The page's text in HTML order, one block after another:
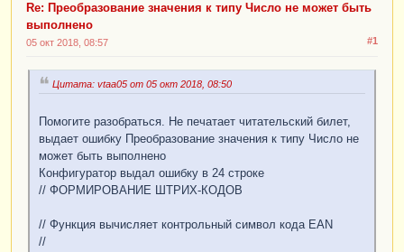
Re: Преобразование значения к типу Число не может быть
выполнено
#1
05 окт 2018, 08:57
Цитата: vtaa05 от 05 окт 2018, 08:50
Помогите разобраться. Не печатает читательский билет,
выдает ошибку Преобразование значения к типу Число не
может быть выполнено
Конфигуратор выдал ошибку в 24 строке
// ФОРМИРОВАНИЕ ШТРИХ-КОДОВ
// Функция вычисляет контрольный символ кода EAN
//